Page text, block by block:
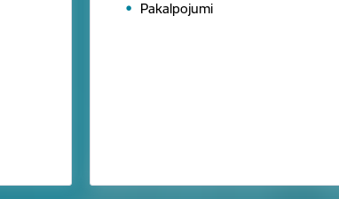
Pakalpojumi